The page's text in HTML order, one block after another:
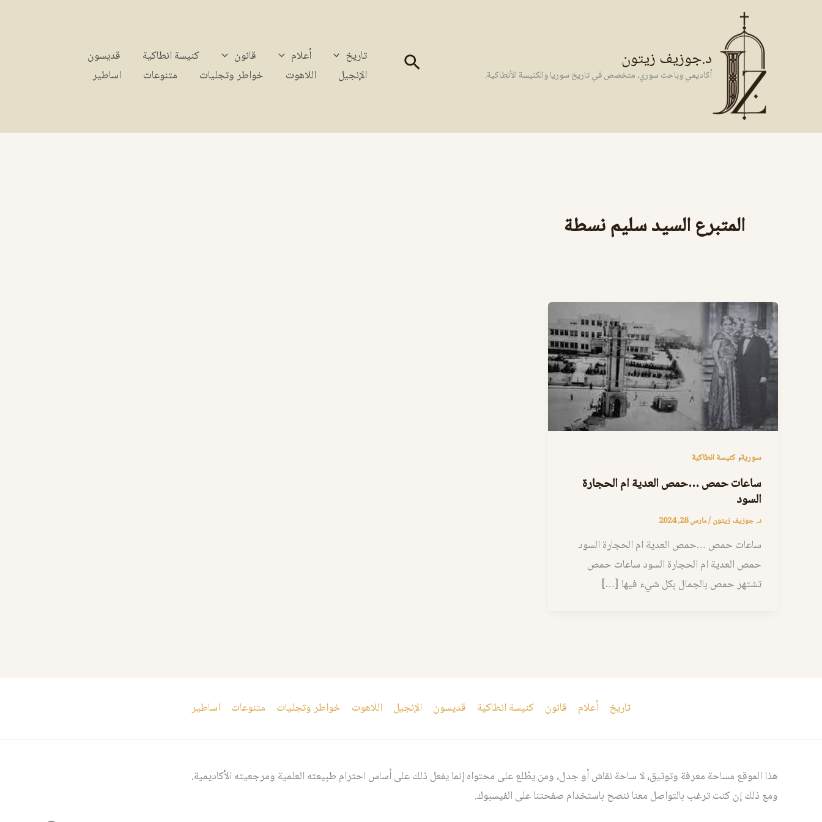
د.جوزيف زيتون
أكاديمي وباحث سوري، متخصص في تاريخ سوريا والكنيسة الأنطاكية. البحث تاريخ أعلام قانون كنيسة انطاكية
قديسون
الإنجيل
اللاهوت خواطر وتجليات متنوعات اساطير
المتبرع السيد سليم نسطة
سورية,كنيسة انطاكية
ساعات حمص …حمص العدية ام الحجارة
السود
د. جوزيف زيتون/مارس 28, 2024
ساعات حمص …حمص العدية ام الحجارة السود
حمص العدية ام الحجارة السود ساعات حمص
تشتهر حمص بالجمال بكل شيء فيها […]
تاريخ أعلام قانون كنيسة انطاكية قديسون الإنجيل اللاهوت خواطر وتجليات متنوعات اساطير
هذا الموقع مساحة معرفة وتوثيق، لا ساحة نقاش أو جدل، ومن يطّلع على محتواه إنما يفعل ذلك على أساس احترام طبيعته العلمية ومرجعيته الأكاديمية.
ومع ذلك إن كنت ترغب بالتواصل معنا ننصح باستخدام صفحتنا على الفيسبوك.